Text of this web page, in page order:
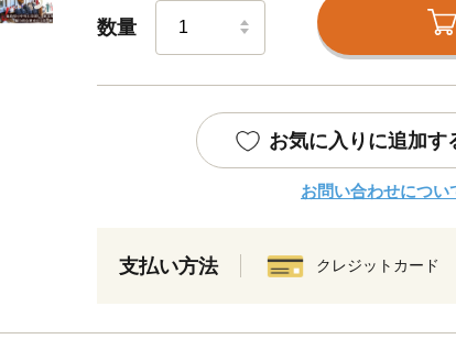
数量
お気に入りに追加す
お問い合わせについ
支払い方法 クレジットカード